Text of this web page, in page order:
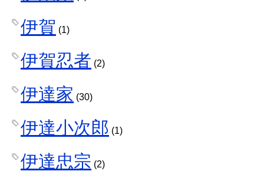
伊賀 (1)
伊賀忍者 (2)
伊達家 (30)
伊達小次郎 (1)
伊達忠宗 (2)